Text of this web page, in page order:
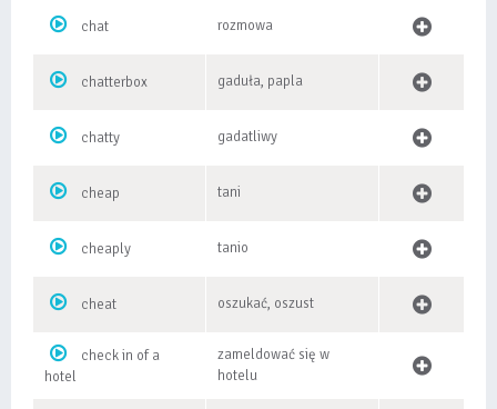
chat rozmowa
chatterbox gaduła, papla
chatty gadatliwy
cheap tani
cheaply tanio
cheat oszukać, oszust
check in of a
hotel
zameldować się w
hotelu